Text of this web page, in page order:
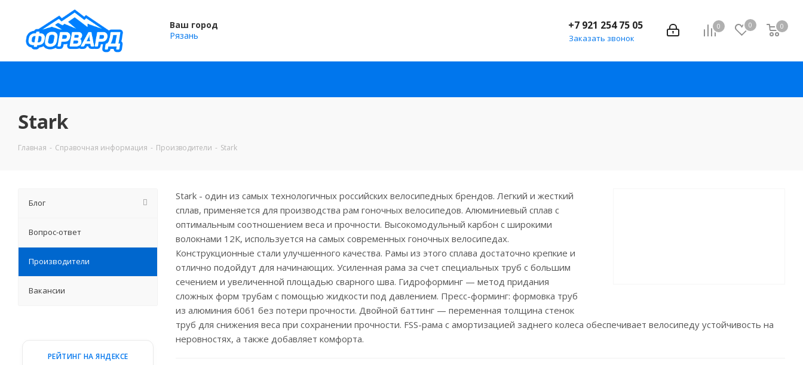
Ваш город
Рязань
0 0 0
+7 921 254 75 05
Заказать звонок
Stark
Главная - Справочная информация - Производители - Stark
Stark - один из самых технологичных российских велосипедных брендов. Легкий и жесткий
сплав, применяется для производства рам гоночных велосипедов. Алюминиевый сплав с
оптимальным соотношением веса и прочности. Высокомодульный карбон с широкими
волокнами 12К, используется на самых современных гоночных велосипедах.
Конструкционные стали улучшенного качества. Рамы из этого сплава достаточно крепкие и
отлично подойдут для начинающих. Усиленная рама за счет специальных труб с большим
сечением и увеличенной площадью сварного шва. Гидроформинг — метод придания
сложных форм трубам с помощью жидкости под давлением. Пресс-форминг: формовка труб
из алюминия 6061 без потери прочности. Двойной баттинг — переменная толщина стенок
труб для снижения веса при сохранении прочности. FSS-рама с амортизацией заднего колеса обеспечивает велосипеду устойчивость на
неровностях, а также добавляет комфорта.
Блог
Вопрос-ответ
Производители
Вакансии
РЕЙТИНГ НА ЯНДЕКСЕ